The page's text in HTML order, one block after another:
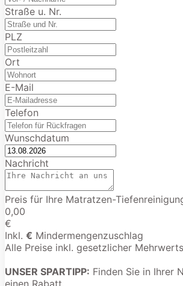
Straße u. Nr.
PLZ
Ort
E-Mail
Telefon
Wunschdatum
Nachricht
Preis für Ihre Matratzen-
0,00
€
Inkl. € Mindermengenzuschlag
Alle Preise inkl. gesetzlicher
UNSER SPARTIPP: Finden Sie in Ihrer